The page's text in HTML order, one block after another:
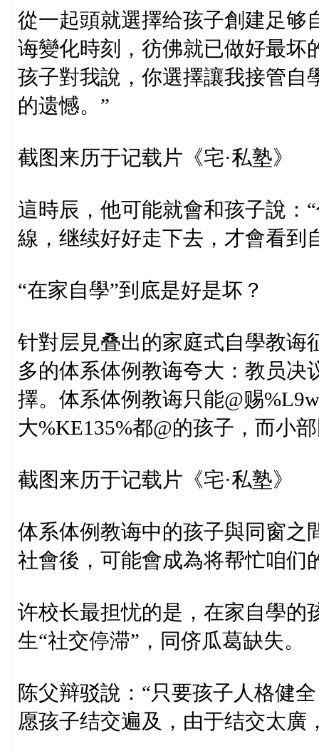
從一起頭就選擇给孩子創建足够
诲變化時刻，彷佛就已做好最坏
孩子對我說，你選擇讓我接管自
的遗憾。”
截图来历于记载片《宅·私塾》
這時辰，他可能就會和孩子說：
線，继续好好走下去，才會看到
“在家自學”到底是好是坏？
针對层見叠出的家庭式自學教诲
多的体系体例教诲夸大：教员决
擇。体系体例教诲只能@赐
大%KE135%都@的孩子，而小
截图来历于记载片《宅·私塾》
体系体例教诲中的孩子與同窗之
社會後，可能會成為将帮忙咱们
许校长最担忧的是，在家自學的
生“社交停滞”，同侪瓜葛缺失。
陈父辩驳說：“只要孩子人格健
愿孩子结交遍及，由于结交太廣